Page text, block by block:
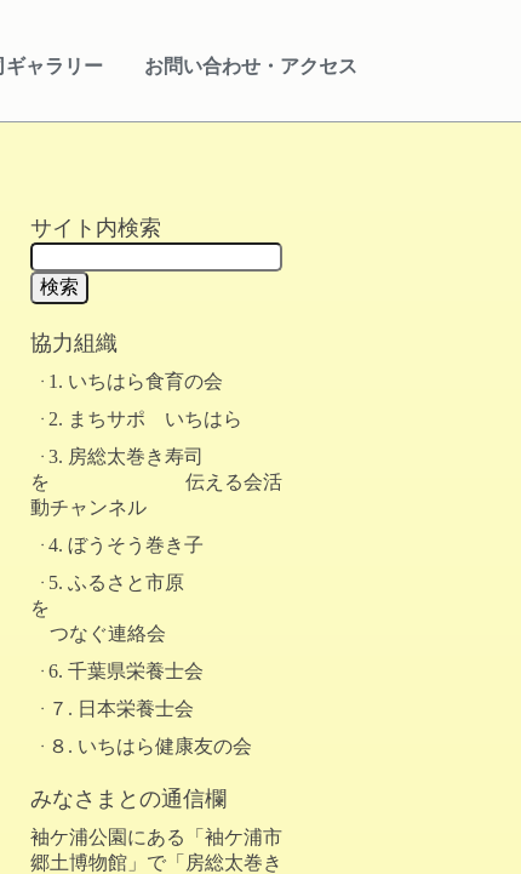
ギャラリー お問い合わせ・アクセス
サイト内検索
協力組織
1. いちはら食育の会
2. まちサポ いちはら
3. 房総太巻き寿司
を 伝える会活
動チャンネル
4. ぼうそう巻き子
5. ふるさと市原
を
つなぐ連絡会
6. 千葉県栄養士会
７. 日本栄養士会
８. いちはら健康友の会
みなさまとの通信欄
袖ケ浦公園にある「袖ケ浦市
郷土博物館」で「房総太巻き